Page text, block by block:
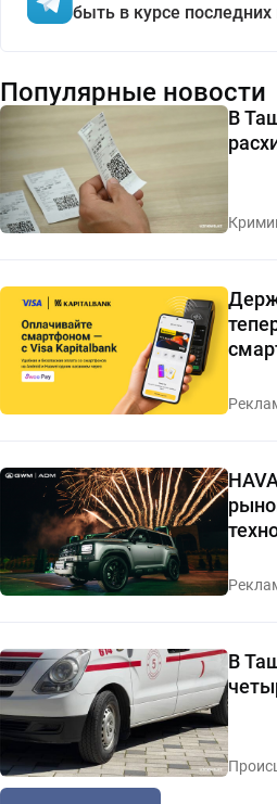
быть в курсе последних
Популярные новости
В
В